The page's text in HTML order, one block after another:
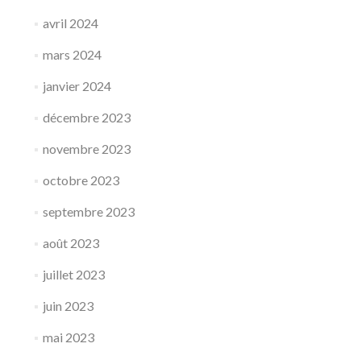
avril 2024
mars 2024
janvier 2024
décembre 2023
novembre 2023
octobre 2023
septembre 2023
août 2023
juillet 2023
juin 2023
mai 2023